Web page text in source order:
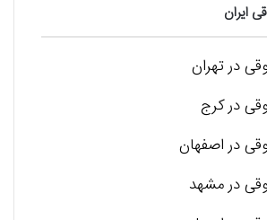
ایران
در تهران
در کرج
در اصفهان
در مشهد